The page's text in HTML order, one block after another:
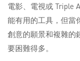
電影、電視或 Triple
能有用的工具，但當
創意的願景和複雜的
要困難得多。